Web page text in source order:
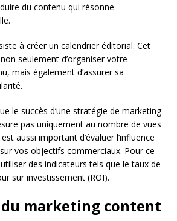
du contenu qui résonne
à créer un calendrier éditorial. Cet
seulement d’organiser votre
mais également d’assurer sa
le succès d’une stratégie de marketing
pas uniquement au nombre de vues
aussi important d’évaluer l’influence
vos objectifs commerciaux. Pour ce
des indicateurs tels que le taux de
sur investissement (ROI).
du marketing content